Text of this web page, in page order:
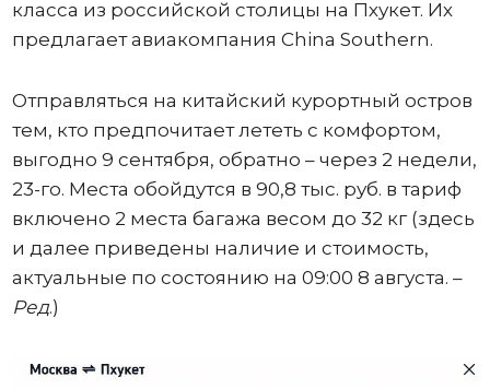
класса из российской столицы на Пхукет. Их
предлагает авиакомпания China Southern.
Отправляться на китайский курортный остров
тем, кто предпочитает лететь с комфортом,
выгодно 9 сентября, обратно – через 2 недели,
23-го. Места обойдутся в 90,8 тыс. руб. в тариф
включено 2 места багажа весом до 32 кг (здесь
и далее приведены наличие и стоимость,
актуальные по состоянию на 09:00 8 августа. –
Ред.)